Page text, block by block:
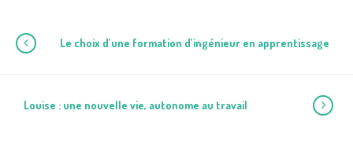
Le choix d’une formation d’ingénieur en apprentissage
Louise : une nouvelle vie, autonome au travail